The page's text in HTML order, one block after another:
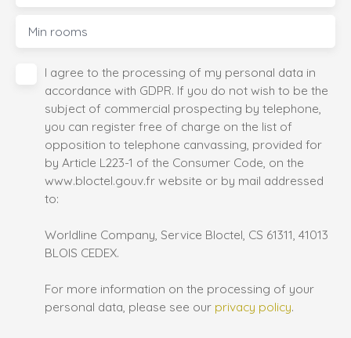
Min rooms
I agree to the processing of my personal data in
accordance with GDPR. If you do not wish to be the
subject of commercial prospecting by telephone,
you can register free of charge on the list of
opposition to telephone canvassing, provided for
by Article L223-1 of the Consumer Code, on the
www.bloctel.gouv.fr website or by mail addressed
to:
Worldline Company, Service Bloctel, CS 61311, 41013
BLOIS CEDEX.
For more information on the processing of your
personal data, please see our privacy policy.